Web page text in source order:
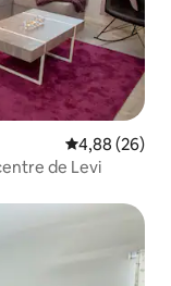
Évaluation
4,88 (26)
de Levi